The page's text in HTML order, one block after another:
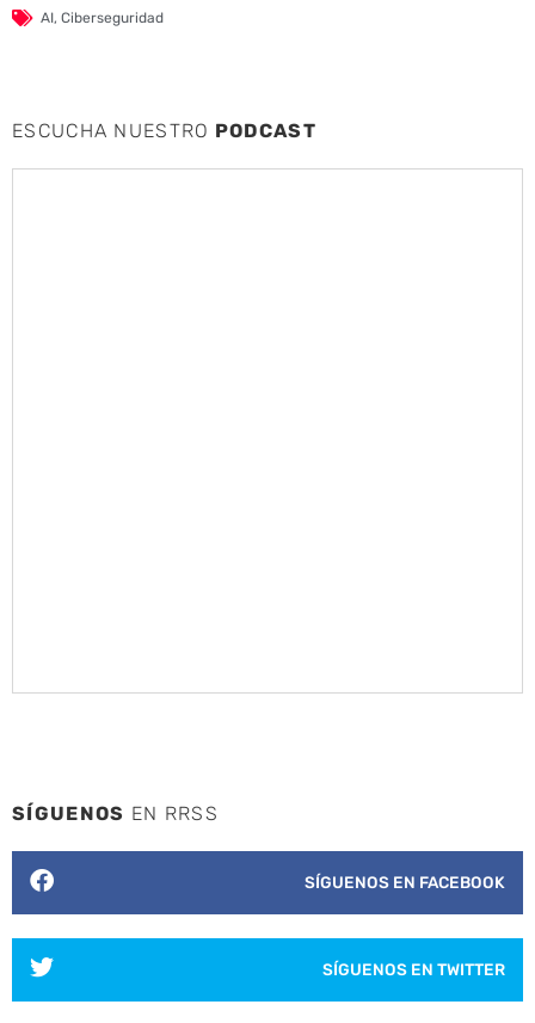
AI, Ciberseguridad
ESCUCHA NUESTRO PODCAST
SÍGUENOS EN RRSS
SÍGUENOS EN FACEBOOK
SÍGUENOS EN TWITTER